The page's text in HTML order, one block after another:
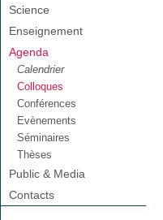
Science
Enseignement
Agenda
Calendrier
Colloques
Conférences
Evènements
Séminaires
Thèses
Public & Media
Contacts